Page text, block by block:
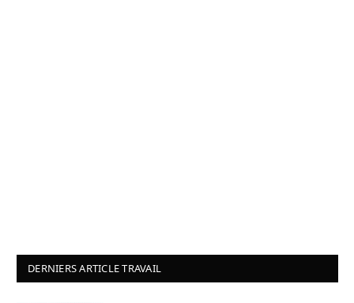
DERNIERS ARTICLE TRAVAIL